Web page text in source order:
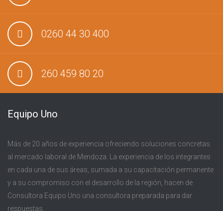
0260 44 30 400
260 459 80 20
Equipo Uno
Más de 20 años de experiencia ofreciendo soluciones concretas
al mercado laboral de Mendoza. La experiencia de los integrantes
en cada una de sus áreas, sumada a su capacitación permanente
y a su compromiso con el desarrollo de la región, hacen de
Consultora Equipo Uno una consultora preparada para dar
respuestas.